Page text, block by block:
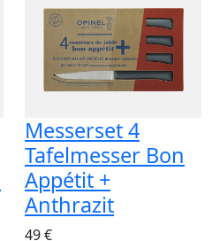
Messerset 4
Tafelmesser Bon
Appétit +
Anthrazit
49 €